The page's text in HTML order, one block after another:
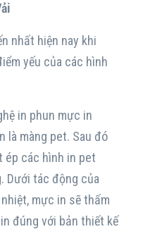
nhất hiện nay khi
yếu của các hình
in phun mực in
là màng pet. Sau đó
ép các hình in pet
Dưới tác động của
mực in sẽ thấm
đúng với bản thiết kế